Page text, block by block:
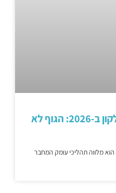
הגישה של סמואל פלקון ב-2026: הגוף לא
מלווה תהליכי עומק המחבר